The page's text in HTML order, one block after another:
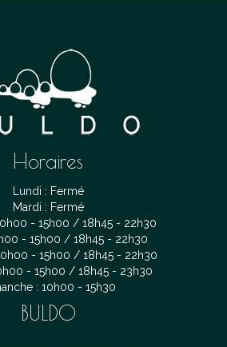
Horaires
Lundi : Fermé
Mardi : Fermé
- 15h00 / 18h45 - 22h30
- 15h00 / 18h45 - 22h30
- 15h00 / 18h45 - 22h30
- 15h00 / 18h45 - 23h30
: 10h00 - 15h30
BULDO